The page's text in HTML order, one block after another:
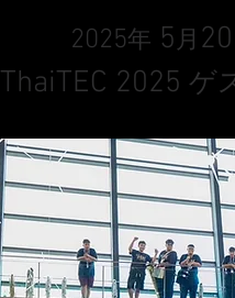
2025年 5月 20
ThaiTEC 2025 ゲ